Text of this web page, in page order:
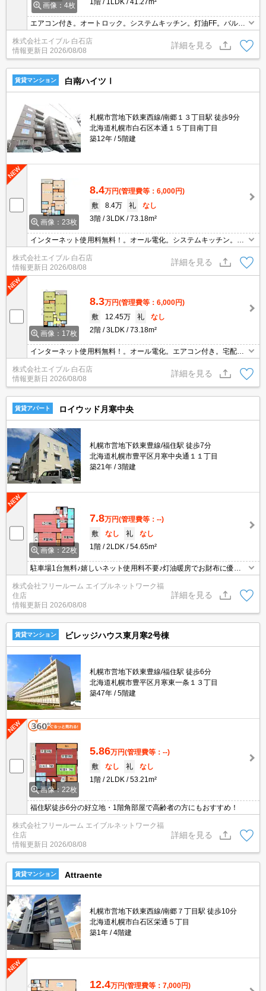
画像：4枚 1階 1LDK 41.27m²
エアコン付き。オートロック。システムキッチン。灯油FF。バルコ
ニー。コンビニまで500mはうれしいね。スーパーへ240m 自転車で
の買物も便利。バス・トイレ別。契約金（初期費用）クレジット決
済可。
株式会社エイブル 白石店
情報更新日 2026/08/08
詳細を見る
賃貸マンション 白南ハイツⅠ
札幌市営地下鉄東西線/南郷１３丁目駅 徒歩9分
北海道札幌市白石区本通１５丁目南丁目
築12年
5階建
画像：23枚
8.4万円(管理費等：6,000円)
敷
8.4万 礼
なし
3階
3LDK 73.18m²
インターネット使用料無料！。オール電化。システムキッチン。エ
アコン付き。宅配ボックスあり。TVインターホン付き。オートロッ
ク。エレベーターあり。シャワー付トイレ。シャワー付独立洗面
台。
株式会社エイブル 白石店
情報更新日 2026/08/08
詳細を見る
画像：17枚
8.3万円(管理費等：6,000円)
敷
12.45万 礼
なし
2階
3LDK 73.18m²
インターネット使用料無料！。オール電化。エアコン付き。宅配ボ
ックスあり。オートロック。TVインターホン付き。追焚給湯。シャ
ワー付トイレ。シャワー付独立洗面台。システムキッチン。バルコ
ニー。
株式会社エイブル 白石店
情報更新日 2026/08/08
詳細を見る
賃貸アパート ロイウッド月寒中央
札幌市営地下鉄東豊線/福住駅 徒歩7分
北海道札幌市豊平区月寒中央通１１丁目
築21年
3階建
画像：22枚
7.8万円(管理費等：--)
敷
なし 礼
なし
1階
2LDK 54.65m²
駐車場1台無料♪嬉しいネット使用料不要♪灯油暖房でお財布に優し
い♪
株式会社フリールーム エイブルネットワーク福
住店
情報更新日 2026/08/08
詳細を見る
賃貸マンション ビレッジハウス東月寒2号棟
札幌市営地下鉄東豊線/福住駅 徒歩6分
北海道札幌市豊平区月寒東一条１３丁目
築47年
5階建
画像：22枚
5.86万円(管理費等：--)
敷
なし 礼
なし
1階
2LDK 53.21m²
福住駅徒歩6分の好立地・1階角部屋で高齢者の方にもおすすめ！
株式会社フリールーム エイブルネットワーク福
住店
情報更新日 2026/08/08
詳細を見る
賃貸マンション Attraente
札幌市営地下鉄東西線/南郷７丁目駅 徒歩10分
北海道札幌市白石区栄通５丁目
築1年
4階建
12.4万円(管理費等：7,000円)